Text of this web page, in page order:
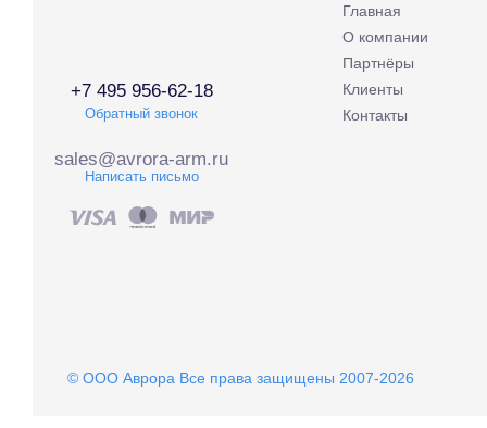
+7 495 956-62-18
Обратный звонок
sales@avrora-arm.ru
Написать письмо
Главная
О компании
Партнёры
Клиенты
Контакты
© OOO Аврора Все права защищены 2007-2026